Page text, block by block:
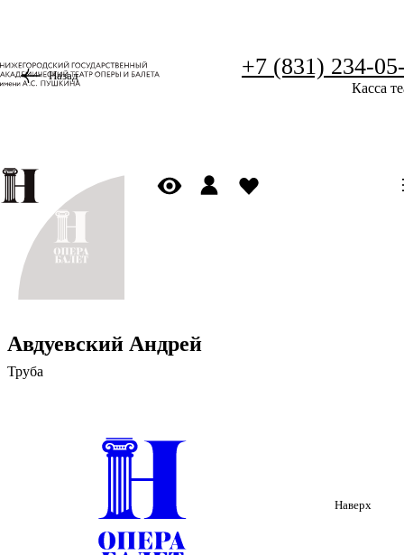
+7 (831) 234-
Касса
Назад
Авдуевский Андрей
Труба
Наверх